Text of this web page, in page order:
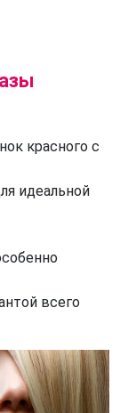
красного с
идеальной
всего